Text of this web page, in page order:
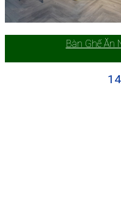
Bàn Ghế Ăn